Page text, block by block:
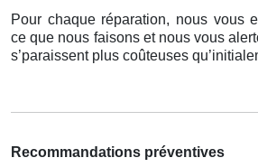
Pour chaque réparation, nous vous
ce que nous faisons et nous vous
s’paraissent plus coûteuses
Recommandations préventives